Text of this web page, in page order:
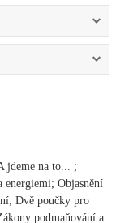
jdeme na to... ;
energiemi; Objasnění
Dvě poučky pro
podmaňování a